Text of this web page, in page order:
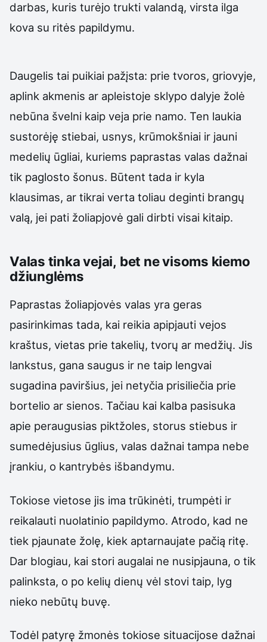
darbas, kuris turėjo trukti valandą, virsta ilga
kova su ritės papildymu.
Daugelis tai puikiai pažįsta: prie tvoros, griovyje,
aplink akmenis ar apleistoje sklypo dalyje žolė
nebūna švelni kaip veja prie namo. Ten laukia
sustorėję stiebai, usnys, krūmokšniai ir jauni
medelių ūgliai, kuriems paprastas valas dažnai
tik paglosto šonus. Būtent tada ir kyla
klausimas, ar tikrai verta toliau deginti brangų
valą, jei pati žoliapjovė gali dirbti visai kitaip.
Valas tinka vejai, bet ne visoms kiemo
džiunglėms
Paprastas žoliapjovės valas yra geras
pasirinkimas tada, kai reikia apipjauti vejos
kraštus, vietas prie takelių, tvorų ar medžių. Jis
lankstus, gana saugus ir ne taip lengvai
sugadina paviršius, jei netyčia prisiliečia prie
bortelio ar sienos. Tačiau kai kalba pasisuka
apie peraugusias piktžoles, storus stiebus ir
sumedėjusius ūglius, valas dažnai tampa nebe
įrankiu, o kantrybės išbandymu.
Tokiose vietose jis ima trūkinėti, trumpėti ir
reikalauti nuolatinio papildymo. Atrodo, kad ne
tiek pjaunate žolę, kiek aptarnaujate pačią ritę.
Dar blogiau, kai stori augalai ne nusipjauna, o tik
palinksta, o po kelių dienų vėl stovi taip, lyg
nieko nebūtų buvę.
Todėl patyrę žmonės tokiose situacijose dažnai